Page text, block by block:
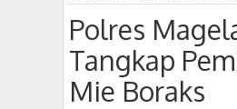
Polres
Tangkap
Mie Boraks